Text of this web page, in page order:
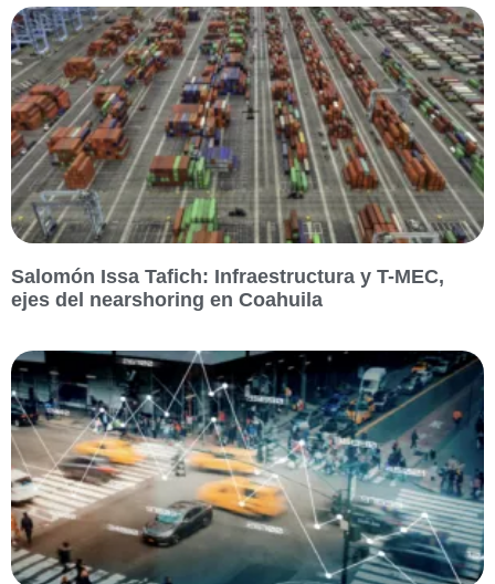
Salomón Issa Tafich: Infraestructura y T-MEC,
ejes del nearshoring en Coahuila